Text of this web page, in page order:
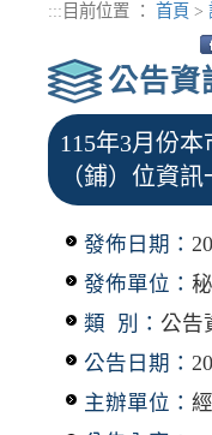
::: 目前位置 ： 首頁 >
公告資
115年3月份
（鋪）位資
發佈日期：
發佈單位：
類 別： 公告
公告日期：
主辦單位：